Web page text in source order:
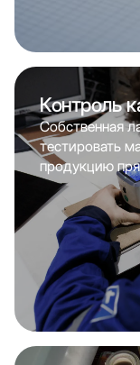
Контроль
Собственная
тестировать
продукцию